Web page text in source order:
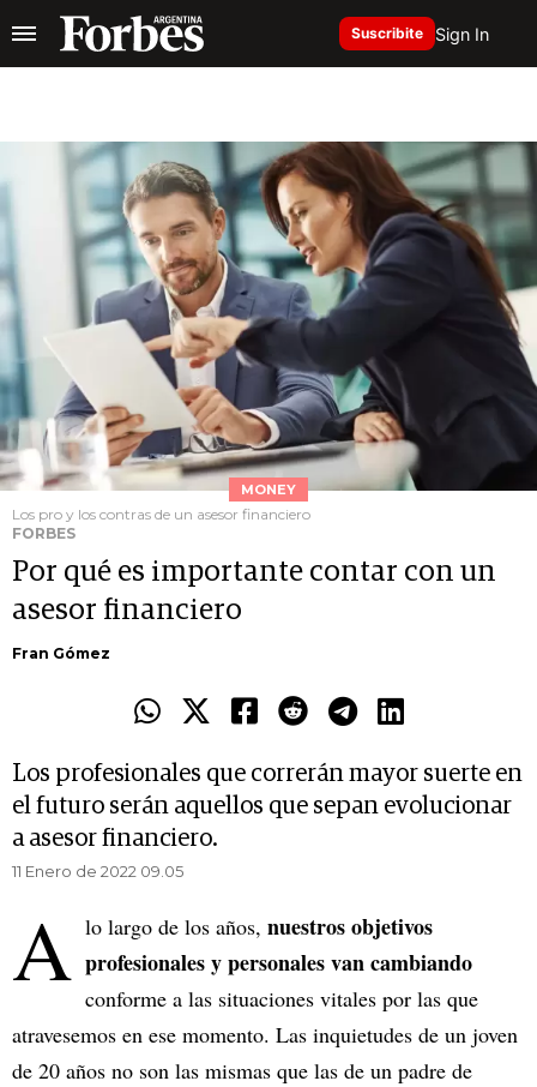
Suscribite Sign In
MONEY
Los pro y los contras de un asesor financiero
FORBES
Por qué es importante contar con un
asesor financiero
Fran Gómez
Los profesionales que correrán mayor suerte en
el futuro serán aquellos que sepan evolucionar
a asesor financiero.
11 Enero de 2022 09.05
A lo largo de los años, nuestros objetivos
profesionales y personales van cambiando
conforme a las situaciones vitales por las que
atravesemos en ese momento. Las inquietudes de un joven
de 20 años no son las mismas que las de un padre de